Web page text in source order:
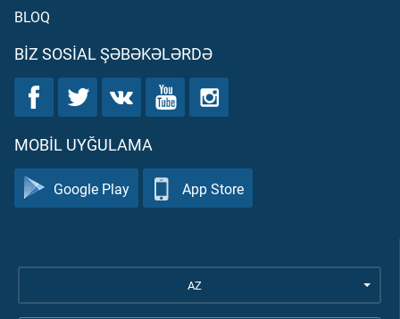
BLOQ
BIZ SOSIAL ŞƏBƏKƏLƏRDƏ
MOBIL UYĞULAMA
Google Play App Store
AZ